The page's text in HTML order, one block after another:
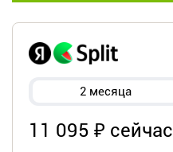
2 месяца
11 095 ₽ сейчас